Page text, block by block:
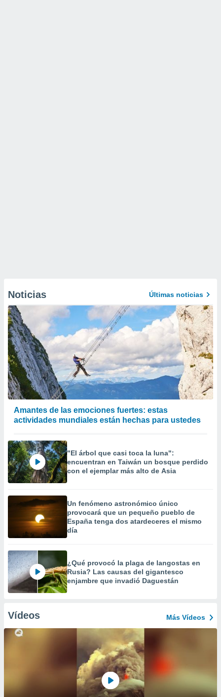
Noticias Últimas noticias
Amantes de las emociones fuertes: estas
actividades mundiales están hechas para ustedes
"El árbol que casi toca la luna":
encuentran en Taiwán un bosque perdido
con el ejemplar más alto de Asia
Un fenómeno astronómico único
provocará que un pequeño pueblo de
España tenga dos atardeceres el mismo
día
¿Qué provocó la plaga de langostas en
Rusia? Las causas del gigantesco
enjambre que invadió Daguestán
Vídeos Más Vídeos